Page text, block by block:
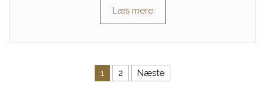
Læs mere
Indlægsinddeling
1 2 Næste